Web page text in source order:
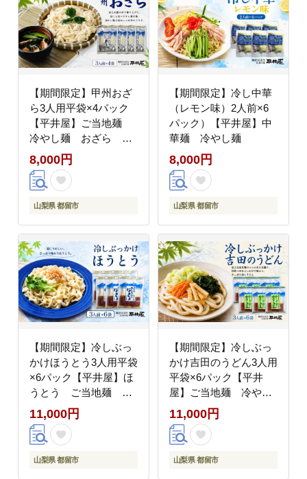
【期間限定】甲州おざ
ら3人用平袋×4パック
【平井屋】ご当地麺
冷やし麺 おざら ほ
うとう
8,000円
山梨県 都留市
【期間限定】冷し中華
（レモン味）2人前×6
パック）【平井屋】中
華麺 冷やし麺
8,000円
山梨県 都留市
【期間限定】冷しぶっ
かけほうとう3人用平袋
×6パック【平井屋】ほ
うとう ご当地麺 冷
やし麺
11,000円
山梨県 都留市
【期間限定】冷しぶっ
かけ吉田のうどん3人用
平袋×6パック【平井
屋】ご当地麺 冷やし
麺 冷やしうどん う
どん
11,000円
山梨県 都留市